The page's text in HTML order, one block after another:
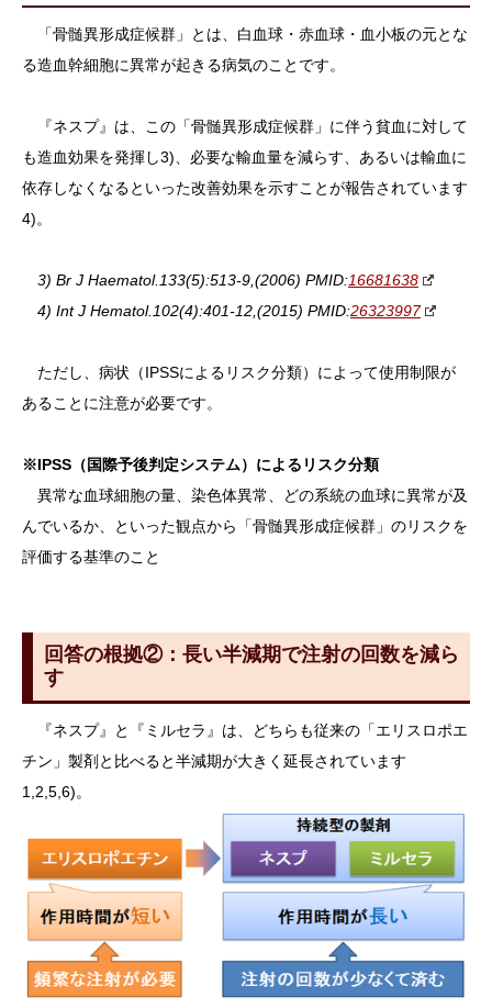
「骨髄異形成症候群」とは、白血球・赤血球・血小板の元とな
る造血幹細胞に異常が起きる病気のことです。
『ネスプ』は、この「骨髄異形成症候群」に伴う貧血に対して
も造血効果を発揮し3)、必要な輸血量を減らす、あるいは輸血に
依存しなくなるといった改善効果を示すことが報告されています
4)。
3) Br J Haematol.133(5):513-9,(2006) PMID:16681638
4) Int J Hematol.102(4):401-12,(2015) PMID:26323997
ただし、病状（IPSSによるリスク分類）によって使用制限が
あることに注意が必要です。
※IPSS（国際予後判定システム）によるリスク分類
異常な血球細胞の量、染色体異常、どの系統の血球に異常が及
んでいるか、といった観点から「骨髄異形成症候群」のリスクを
評価する基準のこと
回答の根拠②：長い半減期で注射の回数を減ら
す
『ネスプ』と『ミルセラ』は、どちらも従来の「エリスロポエ
チン」製剤と比べると半減期が大きく延長されています
1,2,5,6)。